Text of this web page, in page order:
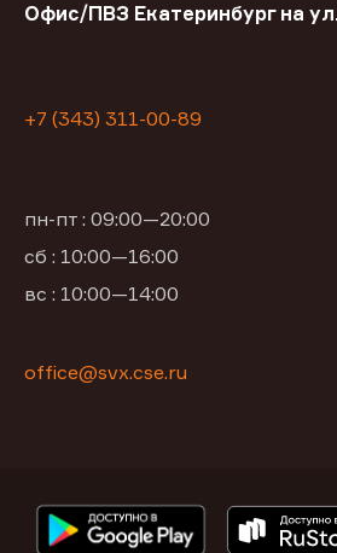
Офис/ПВЗ Екатеринбург на
+7 (343) 311-00-89
пн-пт : 09:00—20:00
сб : 10:00—16:00
вс : 10:00—14:00
office@svx.cse.ru